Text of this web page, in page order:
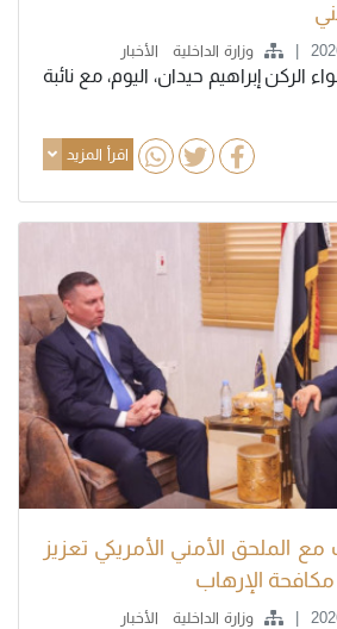
وزارة الداخلية الأخبار
الركن إبراهيم حيدان، اليوم، مع نائبة
اقرأ المزيد
مع الملحق الأمني الأمريكي تعزيز
الإرهاب
وزارة الداخلية الأخبار